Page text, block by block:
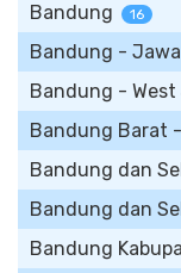
Bandung 16
Bandung -
Bandung - West
Bandung Barat
Bandung dan
Bandung dan
Bandung